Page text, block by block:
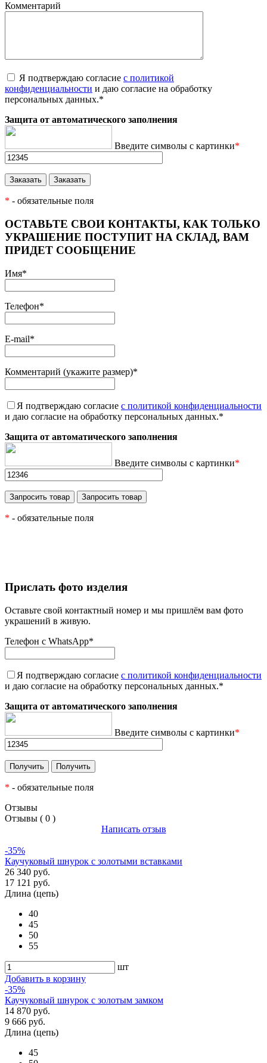
Комментарий
Я подтверждаю согласие с политикой
конфиденциальности и даю согласие на обработку
персональных данных.*
Защита от автоматического заполнения
Введите символы с картинки*
* - обязательные поля
ОСТАВЬТЕ СВОИ КОНТАКТЫ, КАК ТОЛЬКО
УКРАШЕНИЕ ПОСТУПИТ НА СКЛАД, ВАМ
ПРИДЕТ СООБЩЕНИЕ
Имя*
Телефон*
E-mail*
Комментарий (укажите размер)*
Я подтверждаю согласие с политикой конфиденциальности
и даю согласие на обработку персональных данных.*
Защита от автоматического заполнения
Введите символы с картинки*
* - обязательные поля
Прислать фото изделия
Оставьте свой контактный номер и мы пришлём вам фото
украшений в живую.
Телефон с WhatsApp*
Я подтверждаю согласие с политикой конфиденциальности
и даю согласие на обработку персональных данных.*
Защита от автоматического заполнения
Введите символы с картинки*
* - обязательные поля
Отзывы
Отзывы ( 0 )
Написать отзыв
-35%
Каучуковый шнурок с золотыми вставками
26 340 руб.
17 121 руб.
Длина (цепь)
40
45
50
55
шт
Добавить в корзину
-35%
Каучуковый шнурок с золотым замком
14 870 руб.
9 666 руб.
Длина (цепь)
45